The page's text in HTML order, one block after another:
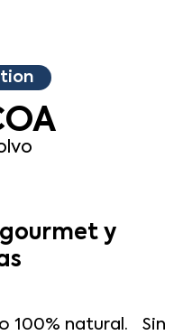
y
100% natural. Sin